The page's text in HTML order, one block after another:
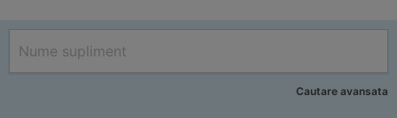
Cautare avansata